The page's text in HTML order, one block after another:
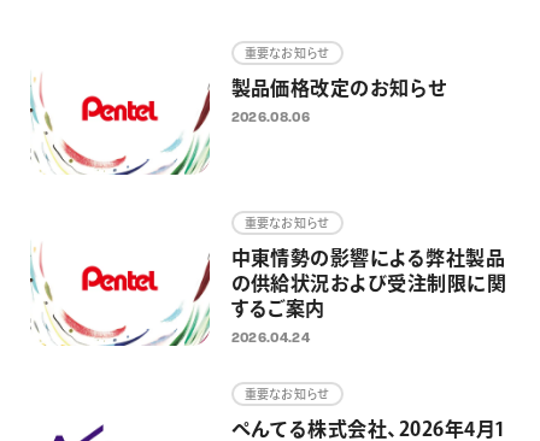
重要なお知らせ
製品価格改定のお知らせ
2026.08.06
重要なお知らせ
中東情勢の影響による弊社製品
の供給状況および受注制限に関
するご案内
2026.04.24
重要なお知らせ
ぺんてる株式会社、2026年4月1